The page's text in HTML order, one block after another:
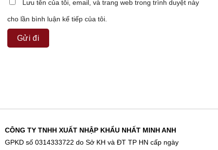
Lưu tên của tôi, email, và trang web trong trình duyệt này
cho lần bình luận kế tiếp của tôi.
CÔNG TY TNHH XUẤT NHẬP KHẨU NHẤT MINH ANH
GPKD số 0314333722 do Sở KH và ĐT TP HN cấp ngày